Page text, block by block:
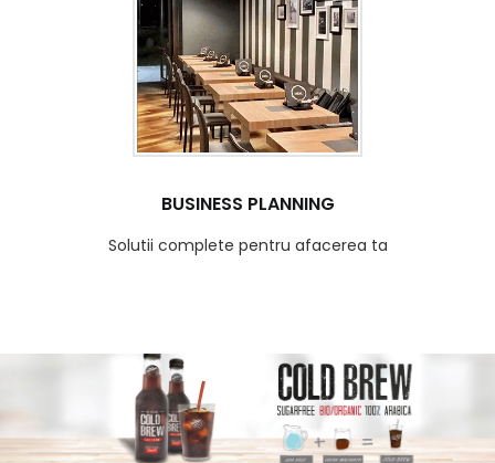
BUSINESS PLANNING
Solutii complete pentru afacerea ta